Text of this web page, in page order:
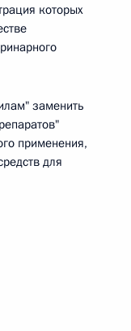
которых
заменить
применения,
для